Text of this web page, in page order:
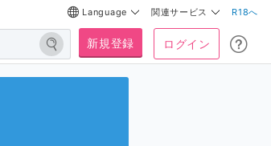
Language 関連サービス R18へ
新規登録 ログイン